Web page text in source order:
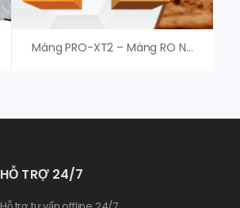
Màng PRO-XT2 – Màng RO Nitto Denko Hydranautics
HỖ TRỢ 24/7